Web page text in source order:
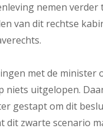
nemen verder
van dit rechtse
met de minister
niets uitgelopen.
gestapt om dit
dit zwarte scenario